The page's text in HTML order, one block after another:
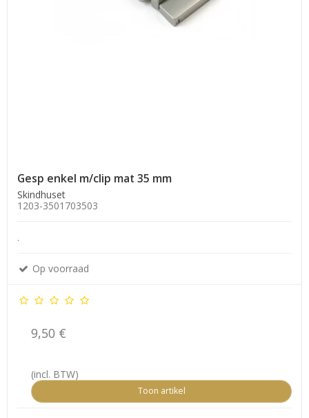
Gesp enkel m/clip mat 35 mm
Skindhuset
1203-3501703503
.
Op voorraad
9,50 €
(incl. BTW)
Toon artikel